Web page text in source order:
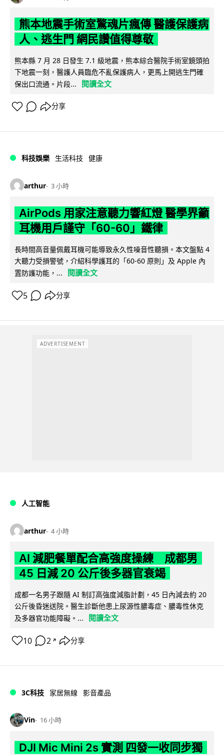
熊本地震手術室驚魂片瘋傳 醫護保護病
人、逃生門 網民讚值得尊敬
熊本縣 7 月 28 日發生 7.1 級地震，熊本綜合醫院手術室鏡頭拍
下地震一刻，醫護人員臨危不亂保護病人，更馬上開逃生門確
保出口流通。片段...
閱讀全文
分享
科技娛樂 生活科技 健康
arthur 3 小時
AirPods 用家注意聽力響紅燈 醫學界籲
耳機用戶謹守「60-60」鐵律
長時間高音量佩戴耳機可能導致永久性噪音性聽損。本文盤點 4
大聽力受損警號，介紹科學護耳的「60-60 原則」及 Apple 內
置防護功能，...
閱讀全文
5 分享
ADVERTISEMENT
人工智能
arthur 4 小時
AI 減肥餐單配合高強度操練 成都男
45 日減 20 公斤後多器官衰竭
成都一名男子跟隨 AI 制訂高強度減脂計劃，45 日內減去約 20
公斤後昏迷送院。醫生診斷他患上尿源性膿毒症、膿毒性休克
及多器官功能障礙。...
閱讀全文
10 2 ↗ 分享
3C科技 家居無線 影音產品
Vin 16 小時
DJI Mic Mini 2s 實測 四發一收同步獨